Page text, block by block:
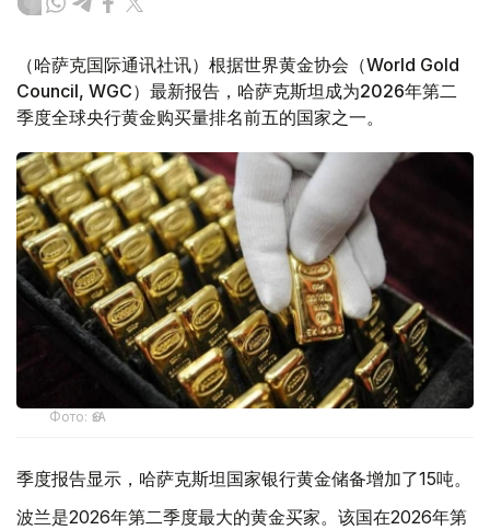
（哈萨克国际通讯社讯）根据世界黄金协会（World Gold
Council, WGC）最新报告，哈萨克斯坦成为2026年第二
季度全球央行黄金购买量排名前五的国家之一。
Фото: ӨзА
季度报告显示，哈萨克斯坦国家银行黄金储备增加了15吨。
波兰是2026年第二季度最大的黄金买家。该国在2026年第